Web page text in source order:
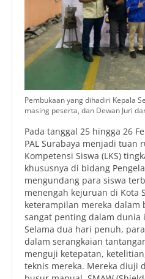
Pembukaan yang dihadiri Kepala
masing peserta, dan Dewan Juri
Pada tanggal 25 hingga 26
PAL Surabaya menjadi tuan
Kompetensi Siswa (LKS)
khususnya di bidang
mengundang para siswa
menengah kejuruan di Kota
keterampilan mereka dalam
sangat penting dalam dunia
Selama dua hari penuh,
dalam serangkaian
menguji ketepatan,
teknis mereka. Mereka diuji